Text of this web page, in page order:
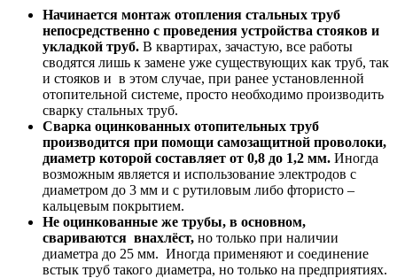
Начинается монтаж отопления стальных труб
непосредственно с проведения устройства стояков и
укладкой труб. В квартирах, зачастую, все работы
сводятся лишь к замене уже существующих как труб, так
и стояков и в этом случае, при ранее установленной
отопительной системе, просто необходимо производить
сварку стальных труб.
Сварка оцинкованных отопительных труб
производится при помощи самозащитной проволоки,
диаметр которой составляет от 0,8 до 1,2 мм. Иногда
возможным является и использование электродов с
диаметром до 3 мм и с рутиловым либо фтористо –
кальцевым покрытием.
Не оцинкованные же трубы, в основном,
свариваются внахлёст, но только при наличии
диаметра до 25 мм. Иногда применяют и соединение
встык труб такого диаметра, но только на предприятиях.